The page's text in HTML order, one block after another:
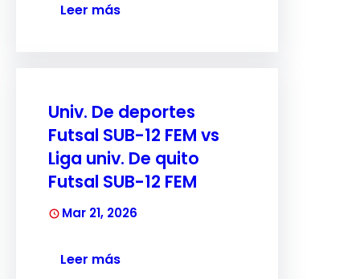
Leer más
Univ. De deportes
Futsal SUB-12 FEM vs
Liga univ. De quito
Futsal SUB-12 FEM
Mar 21, 2026
Leer más